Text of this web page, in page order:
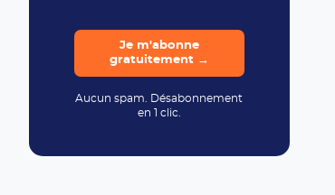
Je m'abonne
gratuitement →
Aucun spam. Désabonnement
en 1 clic.